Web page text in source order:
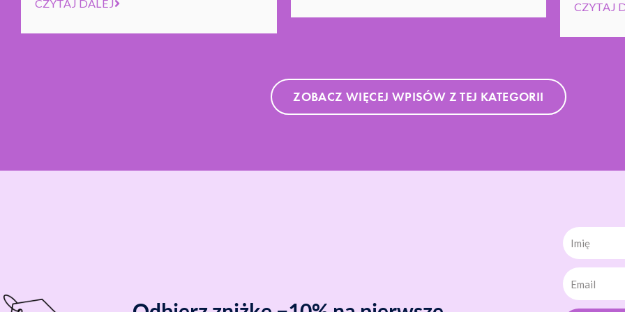
CZYTAJ DALEJ CZYTAJ
ZOBACZ WIĘCEJ WPISÓW Z TEJ KATEGORII
Imię